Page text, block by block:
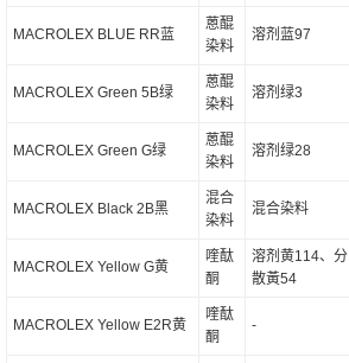
MACROLEX BLUE RR蓝
蒽醌
染料
溶剂蓝97
MACROLEX Green 5B绿
蒽醌
染料
溶剂绿3
MACROLEX Green G绿
蒽醌
染料
溶剂绿28
MACROLEX Black 2B黑
混合
染料
混合染料
MACROLEX Yellow G黄
喹酞
酮
溶剂黄114、分
散黃54
MACROLEX Yellow E2R黄
喹酞
酮
-